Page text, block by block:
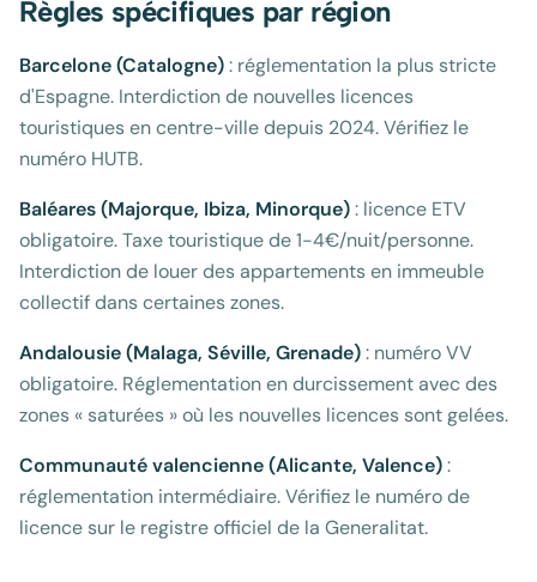
Règles spécifiques par région
Barcelone (Catalogne): réglementation la plus stricte
d'Espagne. Interdiction de nouvelles licences
touristiques en centre-ville depuis 2024. Vérifiez le
numéro HUTB.
Baléares (Majorque, Ibiza, Minorque): licence ETV
obligatoire. Taxe touristique de 1-4€/nuit/personne.
Interdiction de louer des appartements en immeuble
collectif dans certaines zones.
Andalousie (Malaga, Séville, Grenade): numéro VV
obligatoire. Réglementation en durcissement avec des
zones « saturées » où les nouvelles licences sont gelées.
Communauté valencienne (Alicante, Valence):
réglementation intermédiaire. Vérifiez le numéro de
licence sur le registre officiel de la Generalitat.